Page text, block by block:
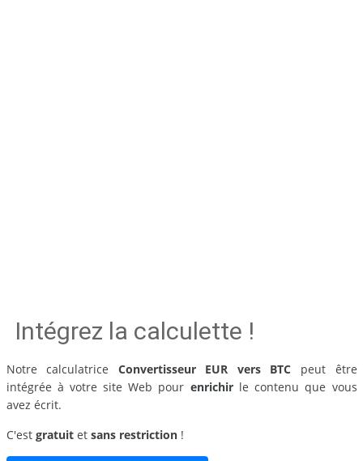
Intégrez la calculette !
Notre calculatrice Convertisseur EUR vers BTC peut être
intégrée à votre site Web pour enrichirle contenu que vous
avez écrit.
C'est gratuitet sans restriction!